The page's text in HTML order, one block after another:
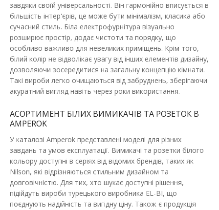
Розетка EL-BI VEGA біла 1-на з заземленням
завдяки своїй універсальності. Він гармонійно вписується в
більшість інтер'єрів, це може бути мінімалізм, класика або
сучасний стиль. Біла електрофурнітура візуально
розширює простір, додає чистоти та порядку, що
особливо важливо для невеликих приміщень. Крім того,
білий колір не відволікає увагу від інших елементів дизайну,
дозволяючи зосередитися на загальну концепцію кімнати.
Такі вироби легко очищаються від забруднень, зберігаючи
акуратний вигляд навіть через роки використання.
АСОРТИМЕНТ БІЛИХ ВИМИКАЧІВ ТА РОЗЕТОК В
AMPEROK
У каталозі Amperok представлені моделі для різних
завдань та умов експлуатації. Вимикачі та розетки білого
кольору доступні в серіях від відомих брендів, таких як
Nilson, які відрізняються стильним дизайном та
довговічністю. Для тих, хто шукає доступні рішення,
підійдуть вироби турецького виробника EL-BI, що
поєднують надійність та вигідну ціну. Також є продукція